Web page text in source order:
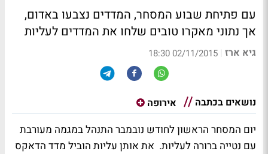
עם פתיחת שבוע המסחר, המדדים נצבעו באדום,
אך נתוני מאקרו טובים שלחו את המדדים לעליות
גיא ארז |
02/11/2015 18:30
נושאים בכתבה אירופה
יום המסחר הראשון לחודש נובמבר התנהל במגמה מעורבת
עם נטייה ברורה לעליות. את אותן עליות הוביל מדד הדאקס